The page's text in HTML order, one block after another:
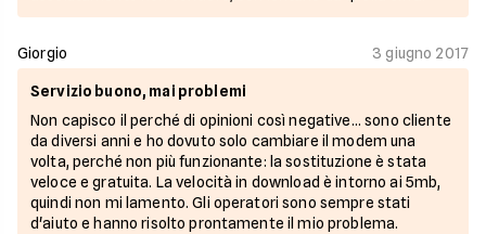
Giorgio 3 giugno 2017
Servizio buono, mai problemi
Non capisco il perché di opinioni così negative... sono cliente
da diversi anni e ho dovuto solo cambiare il modem una
volta, perché non più funzionante: la sostituzione è stata
veloce e gratuita. La velocità in download è intorno ai 5mb,
quindi non mi lamento. Gli operatori sono sempre stati
d'aiuto e hanno risolto prontamente il mio problema.